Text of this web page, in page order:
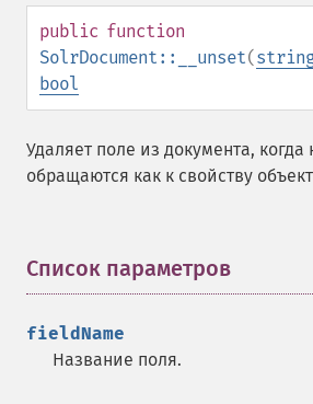
public function
SolrDocument::__unset(
bool
Удаляет поле из документа, когда
обращаются как к свойству
Список параметров
fieldName
Название поля.